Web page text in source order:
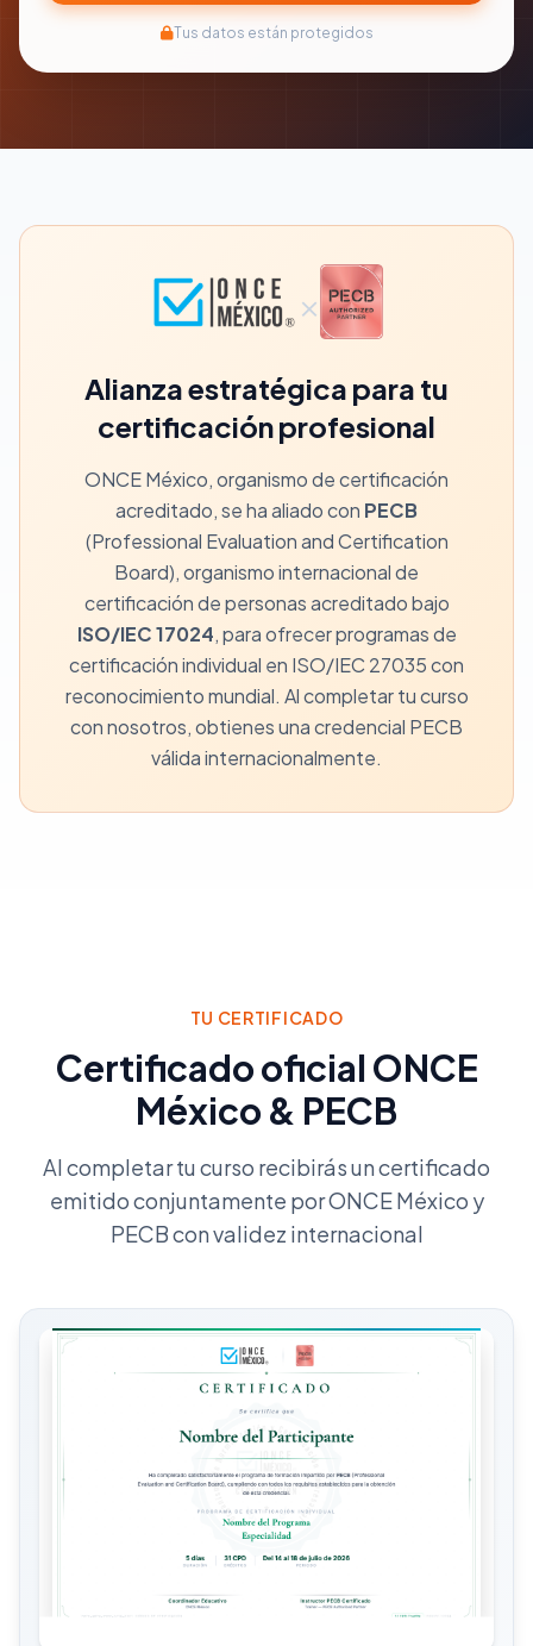
Tus datos están protegidos
×
Alianza estratégica para tu
certificación profesional
ONCE México, organismo de certificación
acreditado, se ha aliado con PECB
(Professional Evaluation and Certification
Board), organismo internacional de
certificación de personas acreditado bajo
ISO/IEC 17024, para ofrecer programas de
certificación individual en ISO/IEC 27035 con
reconocimiento mundial. Al completar tu curso
con nosotros, obtienes una credencial PECB
válida internacionalmente.
TU CERTIFICADO
Certificado oficial ONCE
México & PECB
Al completar tu curso recibirás un certificado
emitido conjuntamente por ONCE México y
PECB con validez internacional